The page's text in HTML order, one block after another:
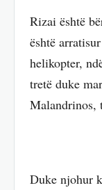
Rizai është
është
helikopter,
tretë duke
Malandrinos,
Duke njohur